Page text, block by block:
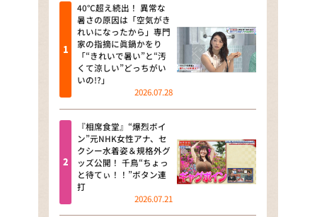
これ余談なんですけど・・・
～人生密着トークバラエティ！
～ やすとものいたって真剣です
探偵！ナイトスクープ
news おかえり
河合＆A.B.C-Z塚田×福井アナ
「なんでやねん！？」（news お
かえり）
DAIGOも台所 ～きょうの献立 何
にする？～
40℃超え続出！ 異常な
暑さの原因は「空気がき
れいになったから」専門
家の指摘に眞鍋かをり
「“きれいで暑い”と“汚
くて涼しい”どっちがい
いの!?」
2026.07.28
『相席食堂』“爆烈ボイ
ン”元NHK女性アナ、セ
クシー水着姿＆規格外グ
ッズ公開！ 千鳥“ちょっ
と待てぃ！！”ボタン連
打
2026.07.21